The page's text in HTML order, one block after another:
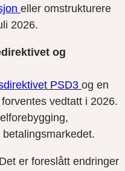
eller omstrukturere
2026.
og
PSD3 og en
vedtatt i 2026.
Det er foreslått endringer